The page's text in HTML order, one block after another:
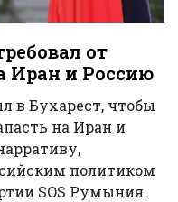
от
Иран и Россию
в Бухарест, чтобы
на Иран и
политиком
SOS Румыния.